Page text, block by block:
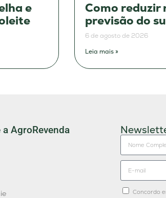
e
Como reduzir
previsão do
6 de agosto de 2026
Leia mais »
a AgroRevenda
Concordo